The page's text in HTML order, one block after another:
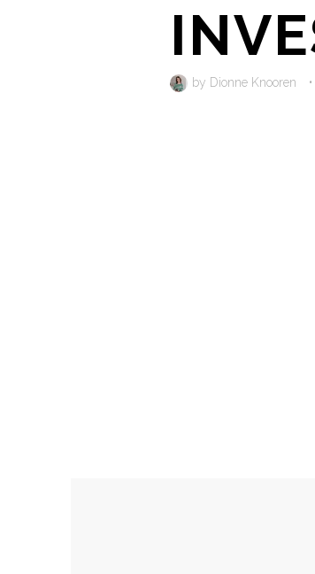
by Dionne Knooren •